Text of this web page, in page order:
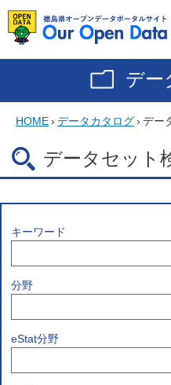
デー
HOME› データカタログ› デー
データセット
キーワード
分野
eStat分野